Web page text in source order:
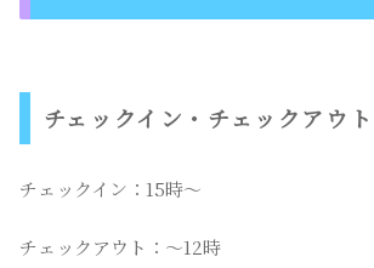
チェックイン・チェックアウト
チェックイン：15時〜
チェックアウト：〜12時